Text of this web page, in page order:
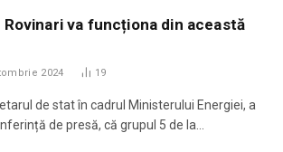
Rovinari va funcționa din această
2024 19
de stat în cadrul Ministerului Energiei, a
de presă, că grupul 5 de la…